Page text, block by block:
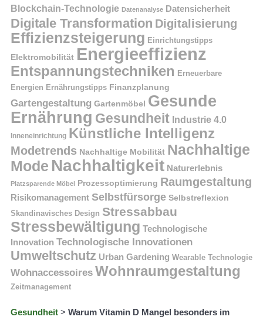
Blockchain-Technologie Datenanalyse Datensicherheit
Digitale Transformation Digitalisierung
Effizienzsteigerung Einrichtungstipps
Elektromobilität Energieeffizienz
Entspannungstechniken Erneuerbare
Energien Ernährungstipps Finanzplanung
Gartengestaltung Gartenmöbel Gesunde
Ernährung Gesundheit Industrie 4.0
Inneneinrichtung Künstliche Intelligenz
Modetrends Nachhaltige Mobilität Nachhaltige
Mode Nachhaltigkeit Naturerlebnis
Platzsparende Möbel Prozessoptimierung Raumgestaltung
Risikomanagement Selbstfürsorge Selbstreflexion
Skandinavisches Design Stressabbau
Stressbewältigung Technologische
Innovation Technologische Innovationen
Umweltschutz Urban Gardening Wearable Technologie
Wohnaccessoires Wohnraumgestaltung
Zeitmanagement
Gesundheit > Warum Vitamin D Mangel besonders im